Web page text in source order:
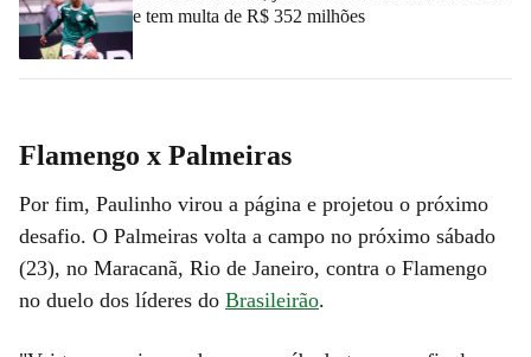
e tem multa de R$ 352 milhões
Flamengo x Palmeiras
Por fim, Paulinho virou a página e projetou o próximo
desafio. O Palmeiras volta a campo no próximo sábado
(23), no Maracanã, Rio de Janeiro, contra o Flamengo
no duelo dos líderes do Brasileirão.